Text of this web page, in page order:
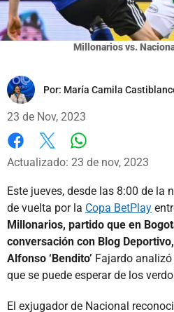
Millonarios vs.
Por: María Camila
23 de Nov, 2023
Facebook
X
Actualizado: 23 de nov, 2023
Este jueves, desde las 8:00 de la
de vuelta por la Copa BetPlay
Millonarios, partido que en
conversación con Blog
Alfonso ‘Bendito’ Fajardo
que se puede esperar de los
El exjugador de Nacional